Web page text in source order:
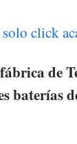
click
de
baterías